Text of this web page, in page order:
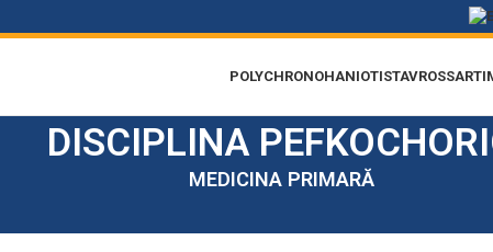
POLYCHRONOHANIOTISTAVROSSARTI
DISCIPLINA
MEDICINA PRIMARĂ